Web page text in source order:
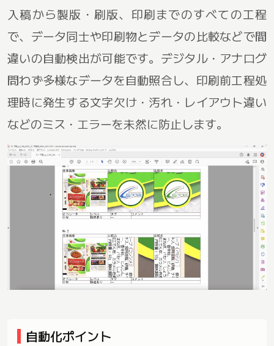
入稿から製版・刷版、印刷までのすべての工程
で、データ同士や印刷物とデータの比較などで間
違いの自動検出が可能です。デジタル・アナログ
問わず多様なデータを自動照合し、印刷前工程処
理時に発生する文字欠け・汚れ・レイアウト違い
などのミス・エラーを未然に防止します。
自動化ポイント